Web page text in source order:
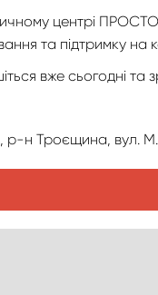
центрі ПРОСТО
та підтримку на
вже сьогодні
р-н Троєщина, вул.